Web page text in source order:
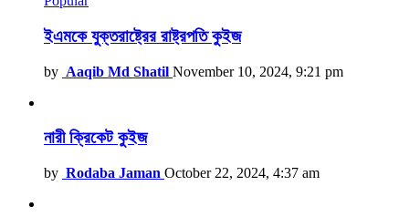
ইএমকে যুক্তরাষ্ট্রের রাষ্ট্রপতি কুইজ
by Aaqib Md Shatil November 10, 2024, 9:21 pm
নারী ক্রিকেট কুইজ
by Rodaba Jaman October 22, 2024, 4:37 am